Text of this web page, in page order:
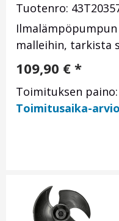
Tuotenro:
Ilmalämpöpumpun
malleihin, tarkista
109,90 € *
Toimituksen
Toimitusaika-